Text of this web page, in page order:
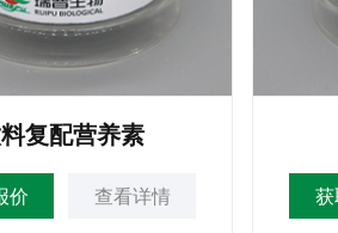
复配营养素
价 查看详情